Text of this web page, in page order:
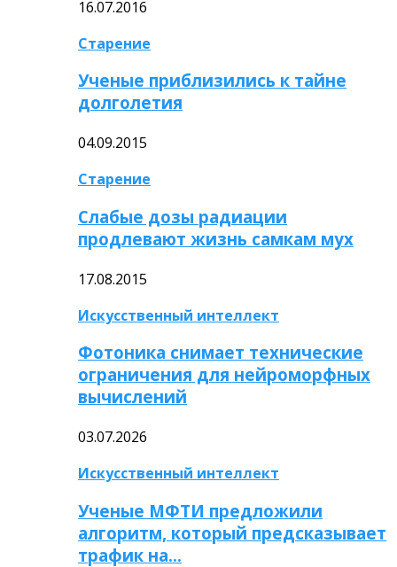
16.07.2016
Старение
Ученые приблизились к тайне
долголетия
04.09.2015
Старение
Слабые дозы радиации
продлевают жизнь самкам мух
17.08.2015
Искусственный интеллект
Фотоника снимает технические
ограничения для нейроморфных
вычислений
03.07.2026
Искусственный интеллект
Ученые МФТИ предложили
алгоритм, который предсказывает
трафик на…